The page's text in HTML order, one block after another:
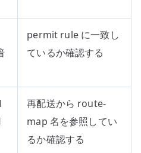
permit rule に一致し
ているか確認する
再配送から route-
map 名を参照してい
るか確認する